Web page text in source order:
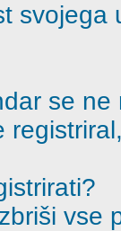
se ne
vse